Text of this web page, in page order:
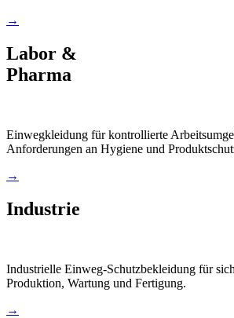
→
Labor &
Pharma
Einwegkleidung für kontrollierte
Anforderungen an Hygiene und
→
Industrie
Industrielle Einweg-Schutzbekleidung für
Produktion, Wartung und Fertigung.
→